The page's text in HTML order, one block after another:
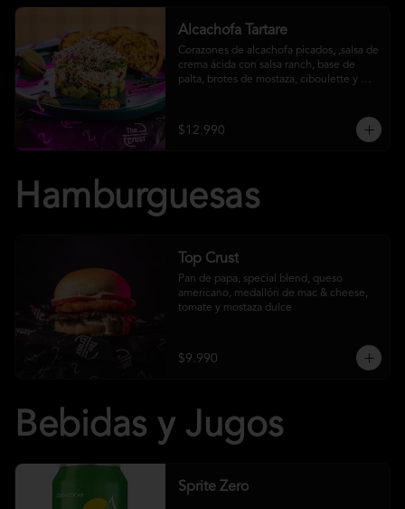
Alcachofa Tartare
Corazones de alcachofa picados, ,salsa de
crema ácida con salsa ranch, base de
palta, brotes de mostaza, ciboulette y
$12.990
Hamburguesas
Top Crust
Pan de papa, special blend, queso
americano, medallón de mac & cheese,
tomate y mostaza dulce
$9.990
Bebidas y Jugos
Sprite Zero